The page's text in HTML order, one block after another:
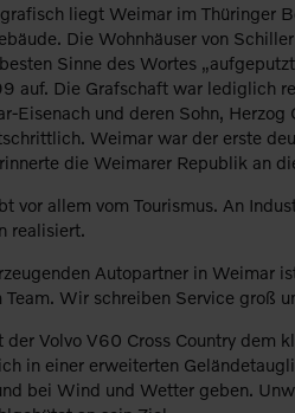
liegt Weimar im Thüringer
Die Wohnhäuser von
Sinne des Wortes
auf. Die Grafschaft war lediglich
Eisenach und deren Sohn,
Weimar war der erste
die Weimarer Republik an
vor allem vom Tourismus. An
realisiert.
Autopartner in Weimar
Wir schreiben Service groß
Volvo V60 Cross Country dem
in einer erweiterten
bei Wind und Wetter geben.